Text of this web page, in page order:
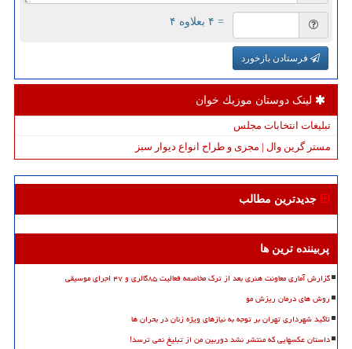
= ۴ بعلاوه ۴
فرستادن بازخورد
لینک دوستان موزیك خوان
تبلیغات انتخابات مجلس
مستر گرین وال | مجری و طراح انواع دیوار سبز
جدیدترین مطالب
پربیننده ترین ها
گزارش آماری معاونت هنری بعد از ترک مخاصمه فعالیت ۸۵گالری و ۴۷ اجرای موسیقی
روش های درمان ریزش مو
تاکید شهرداری تهران بر توجه به نیازهای ویژه زنان در بحران ها
داستان عکسهایی که منتشر نشد دوربین من از تبلیغ نمی ترسد!